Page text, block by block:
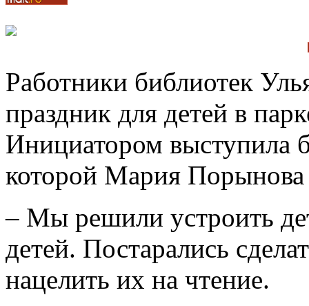
Работники библиотек
праздник для детей в
Инициатором выступила
которой Мария Порынова
– Мы решили устроить
детей. Постарались
нацелить их на чтение.